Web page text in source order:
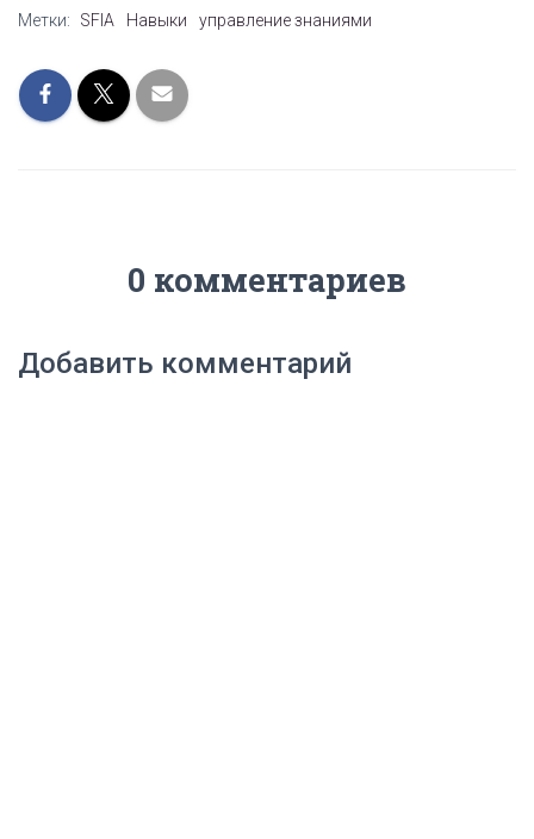
Метки: SFIA Навыки управление знаниями
0 комментариев
Добавить комментарий